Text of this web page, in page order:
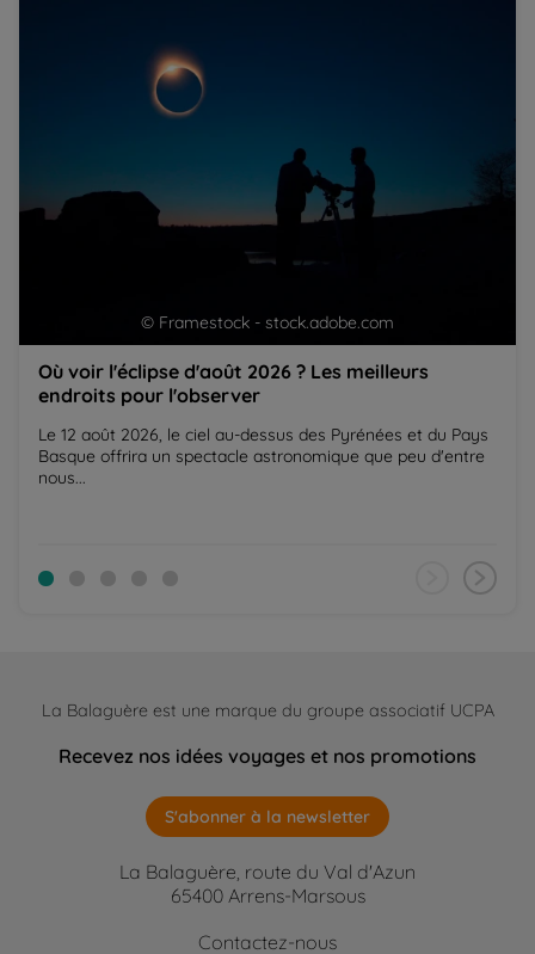
© Framestock - stock.adobe.com
Où voir l'éclipse d'août 2026 ? Les meilleurs
endroits pour l'observer
Le 12 août 2026, le ciel au-dessus des Pyrénées et du Pays
Basque offrira un spectacle astronomique que peu d'entre
nous...
La Balaguère est une marque du groupe associatif UCPA
Recevez nos idées voyages et nos promotions
S'abonner à la newsletter
La Balaguère, route du Val d'Azun
65400 Arrens-Marsous
Contactez-nous